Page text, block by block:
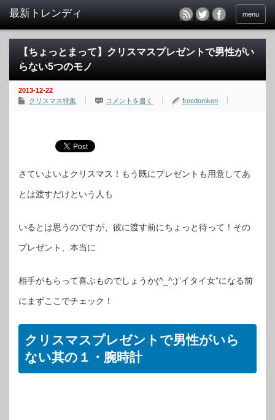
menu
【ちょっとまって】クリスマスプレゼントで男性がい
らない5つのモノ
2013-12-22
クリスマス特集
コメントを書く freedomken
さていよいよクリスマス！もう既にプレゼントも用意してあ
とは渡すだけという人も
いるとは思うのですが、彼に渡す前にちょっと待って！その
プレゼント、本当に
相手がもらって喜ぶものでしょうか(^_^;)”イタイ女”になる前
にまずここでチェック！
クリスマスプレゼントで男性がいら
ない其の１・腕時計